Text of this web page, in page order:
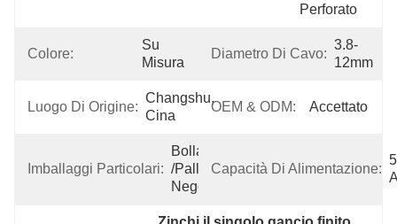
Perforato
Colore:
Su
Misura
Diametro Di Cavo:
3.8-
12mm
Luogo Di Origine:
Changshu,
Cina
OEM & ODM: Accettato
Imballaggi Particolari:
Bolla/cartone
/pallet O
Negoziabile
Capacità Di Alimentazione: